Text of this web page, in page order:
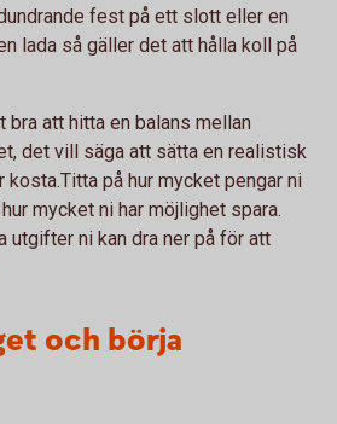
fest på ett slott eller en
lada så gäller det att hålla koll på
att hitta en balans mellan
det vill säga att sätta en realistisk
på hur mycket pengar ni
mycket ni har möjlighet spara.
utgifter ni kan dra ner på för att
och börja